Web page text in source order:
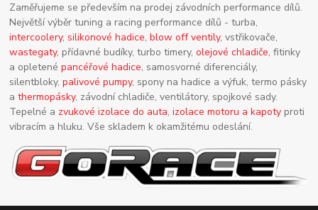
Zaměřujeme se především na prodej závodních performance dílů.
Největší výběr tuning a racing performance dílů - turba,
intercoolery,silikonové hadice,blow off ventily, vstřikovače,
wastegaty, přídavné budíky, turbo timery,olejové chladiče, fitinky
a opletenépancéřové hadice, samosvorné diferenciály,
silentbloky,palivové pumpy, spony na hadice a výfuk, termo pásky
athermopásky, závodní chladiče, ventilátory, spojkové sady.
Tepelné a zvukové izolace do auta,izolace motoru a kapoty proti
vibracím a hluku. Vše skladem k okamžitému odeslání.